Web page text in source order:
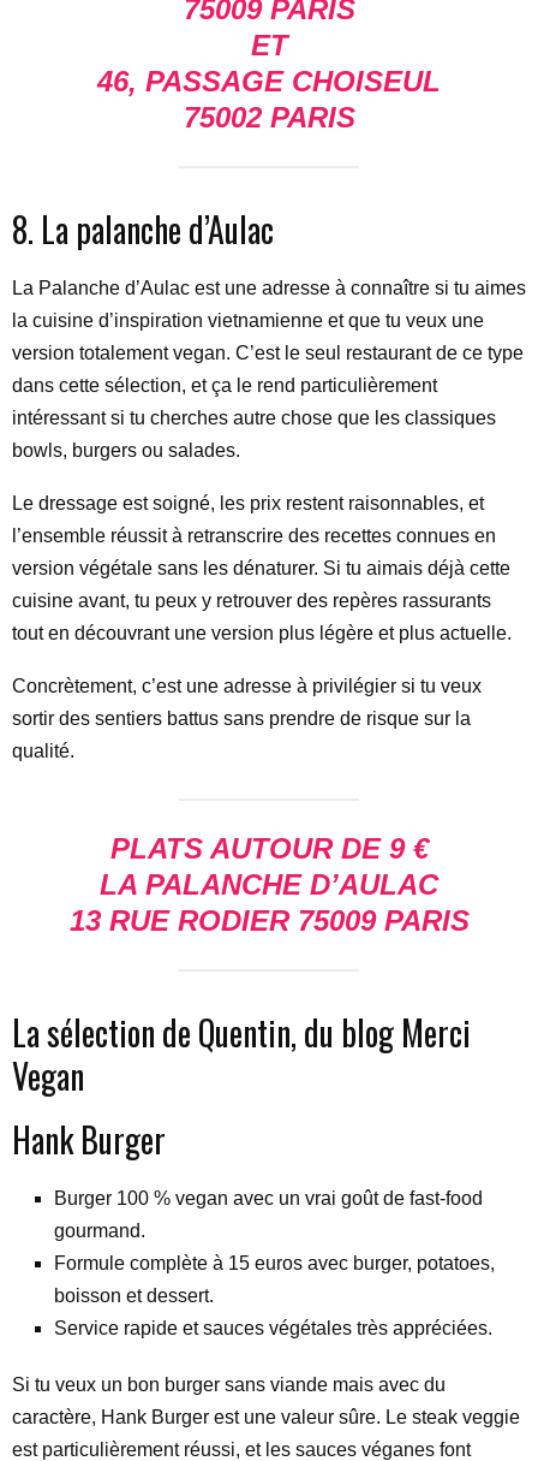
75009 PARIS
ET
46, PASSAGE CHOISEUL
75002 PARIS
8. La palanche d’Aulac
La Palanche d’Aulac est une adresse à connaître si tu aimes
la cuisine d’inspiration vietnamienne et que tu veux une
version totalement vegan. C’est le seul restaurant de ce type
dans cette sélection, et ça le rend particulièrement
intéressant si tu cherches autre chose que les classiques
bowls, burgers ou salades.
Le dressage est soigné, les prix restent raisonnables, et
l’ensemble réussit à retranscrire des recettes connues en
version végétale sans les dénaturer. Si tu aimais déjà cette
cuisine avant, tu peux y retrouver des repères rassurants
tout en découvrant une version plus légère et plus actuelle.
Concrètement, c’est une adresse à privilégier si tu veux
sortir des sentiers battus sans prendre de risque sur la
qualité.
PLATS AUTOUR DE 9 €
LA PALANCHE D’AULAC
13 RUE RODIER 75009 PARIS
La sélection de Quentin, du blog Merci
Vegan
Hank Burger
Burger 100 % vegan avec un vrai goût de fast-food
gourmand.
Formule complète à 15 euros avec burger, potatoes,
boisson et dessert.
Service rapide et sauces végétales très appréciées.
Si tu veux un bon burger sans viande mais avec du
caractère, Hank Burger est une valeur sûre. Le steak veggie
est particulièrement réussi, et les sauces véganes font